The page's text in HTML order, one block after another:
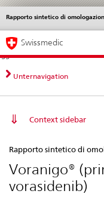
Navigazione
diretta:
novità,
aspetti
contatto
Novità &
Rapporto sintetico di
Service
Navigation
Swissmedic
Unternavigation
Context sidebar
sintetico
di
omologazione
Rapporto sintetico di
Voranigo®
vorasidenib)